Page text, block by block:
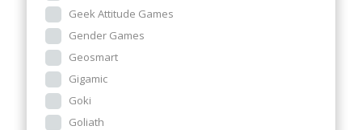
Geek Attitude Games
Gender Games
Geosmart
Gigamic
Goki
Goliath